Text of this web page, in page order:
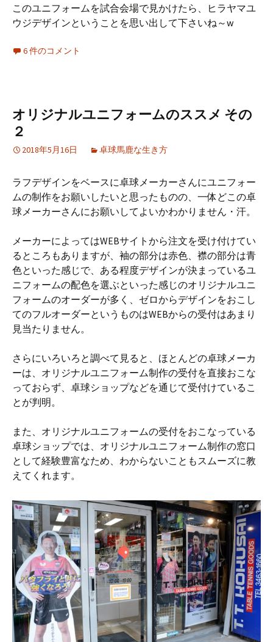
このユニフォームを試合会場で見かけたら、ヒラヤマユ
ウジデザインということを思い出して下さいね～w
6 件のコメント
オリジナルユニフォームのススメ その
２
2018年5月16日 卓球馬鹿な生き方
ラフデザインをベースに卓球メーカーさんにユニフォー
ムの制作をお願いしたいと思ったものの、一体どこの卓
球メーカーさんにお願いしてよいかわかりません・汗。
メーカーによってはWEBサイトから注文を受け付けてい
るところもありますが、袖の部分は赤色、襟の部分は青
色といった感じで、ある程度デザインが決まっているユ
ニフォームの配色を選ぶといった感じのオリジナルユニ
フォームのオーダーが多く、ゼロからデザインをおこし
てのフルオーダーというものはWEBからの受付はあまり
見当たりません。
さらにいろいろと調べて見ると、ほとんどの卓球メーカ
ーは、オリジナルユニフォーム制作の受付を直接おこな
っておらず、卓球ショップなどを通じて受付けているこ
とが判明。
また、オリジナルユニフォームの受付をおこなっている
卓球ショップでは、オリジナルユニフォーム制作の窓口
として経験豊富なため、わからないこともスムーズに教
えてくれます。